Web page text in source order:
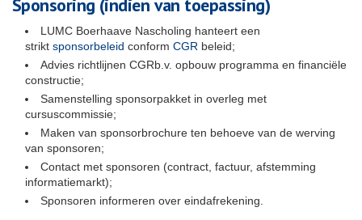
Sponsoring (indien van toepassing)
LUMC Boerhaave Nascholing hanteert een
strikt sponsorbeleid conform CGR beleid;
Advies richtlijnen CGRb.v. opbouw programma en financiële
constructie;
Samenstelling sponsorpakket in overleg met
cursuscommissie;
Maken van sponsorbrochure ten behoeve van de werving
van sponsoren;
Contact met sponsoren (contract, factuur, afstemming
informatiemarkt);
Sponsoren informeren over eindafrekening.